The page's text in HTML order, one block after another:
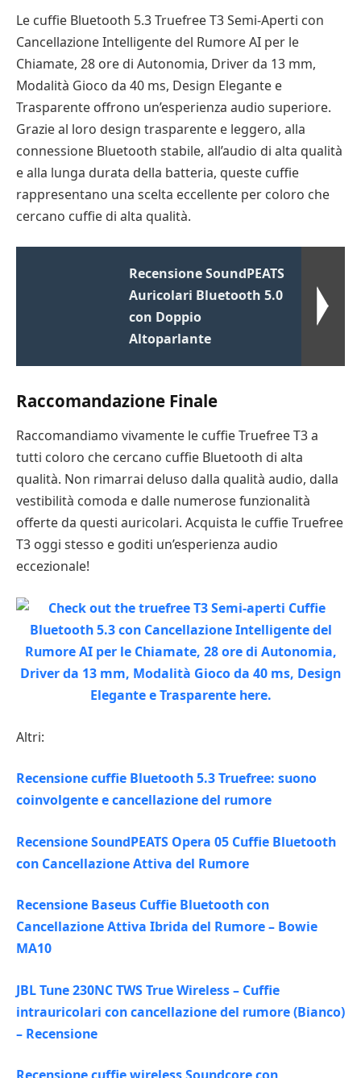
Le cuffie Bluetooth 5.3 Truefree T3 Semi-Aperti con
Cancellazione Intelligente del Rumore AI per le
Chiamate, 28 ore di Autonomia, Driver da 13 mm,
Modalità Gioco da 40 ms, Design Elegante e
Trasparente offrono un’esperienza audio superiore.
Grazie al loro design trasparente e leggero, alla
connessione Bluetooth stabile, all’audio di alta qualità
e alla lunga durata della batteria, queste cuffie
rappresentano una scelta eccellente per coloro che
cercano cuffie di alta qualità.
Recensione SoundPEATS
Auricolari Bluetooth 5.0
con Doppio
Altoparlante
Raccomandazione Finale
Raccomandiamo vivamente le cuffie Truefree T3 a
tutti coloro che cercano cuffie Bluetooth di alta
qualità. Non rimarrai deluso dalla qualità audio, dalla
vestibilità comoda e dalle numerose funzionalità
offerte da questi auricolari. Acquista le cuffie Truefree
T3 oggi stesso e goditi un’esperienza audio
eccezionale!
Altri:
Recensione cuffie Bluetooth 5.3 Truefree: suono
coinvolgente e cancellazione del rumore
Recensione SoundPEATS Opera 05 Cuffie Bluetooth
con Cancellazione Attiva del Rumore
Recensione Baseus Cuffie Bluetooth con
Cancellazione Attiva Ibrida del Rumore – Bowie
MA10
JBL Tune 230NC TWS True Wireless – Cuffie
intrauricolari con cancellazione del rumore (Bianco)
– Recensione